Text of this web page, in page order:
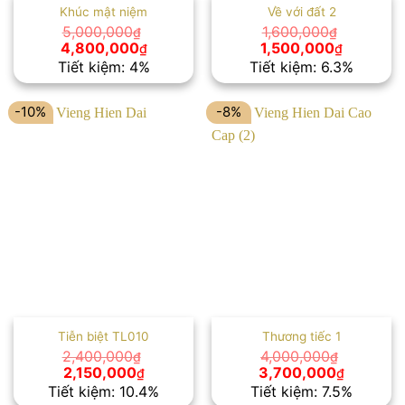
Khúc mật niệm
5,000,000₫
Giá
gốc
là:
5,000,000₫.
4,800,000₫Giá
hiện
tại
là:
4,800,000₫.
Tiết kiệm: 4%
Về với đất 2
1,600,000₫
Giá
gốc
là:
1,600,000₫.
1,500,000₫Giá
hiện
tại
là:
Tiết kiệm: 6.3%
-10%
Tiễn biệt TL010
2,400,000₫
Giá
gốc
là:
2,150,000₫Giá
hiện
tại
Tiết kiệm: 10.4%
-8%
Thương tiếc 1
4,000,000₫
Giá
gốc
là:
3,700,000₫Giá
hiện
tại
Tiết kiệm: 7.5%